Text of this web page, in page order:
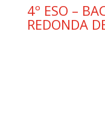
4º ESO –
REDONDA